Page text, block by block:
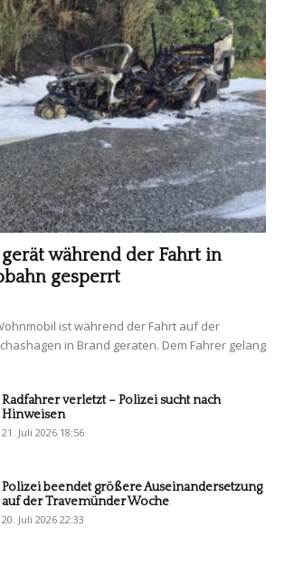
während der Fahrt in
gesperrt
ist während der Fahrt auf der
in Brand geraten. Dem Fahrer gelang
Radfahrer verletzt – Polizei sucht nach
Hinweisen
21. Juli 2026 18:56
Polizei beendet größere Auseinandersetzung
auf der Travemünder Woche
20. Juli 2026 22:33